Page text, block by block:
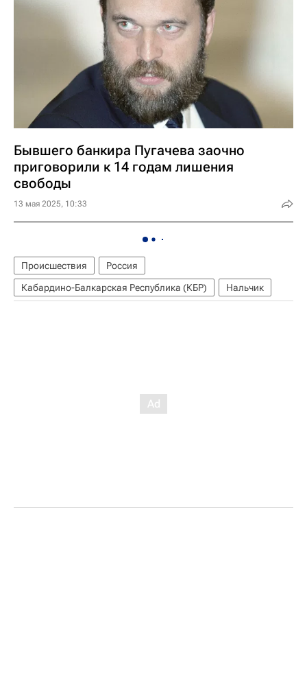
Бывшего банкира Пугачева заочно
приговорили к 14 годам лишения
свободы
13 мая 2025, 10:33
Происшествия
Россия
Кабардино-Балкарская Республика (КБР)
Нальчик